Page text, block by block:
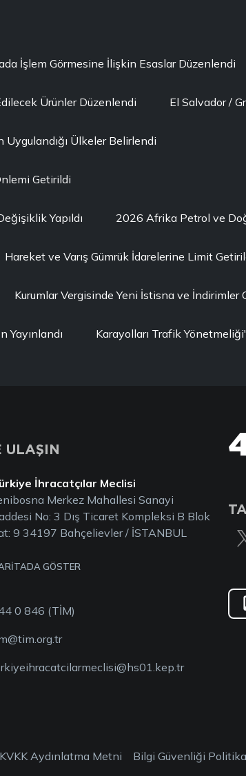
İşlem Görmesine İlişkin Esaslar Düzenlendi
Ürünler Düzenlendi El Salvador /
Uygulandığı Ülkeler Belirlendi
Getirildi
Yapıldı 2026 Afrika Petrol ve
Hareket ve Varış Gümrük İdarelerine Limit
Kurumlar Vergisinde Yeni İstisna ve İndirimler
Yayınlandı Karayolları Trafik
ULAŞIN
İhracatçılar Meclisi
Merkez Mahallesi Sanayi
No: 3 Dış Ticaret Kompleksi B Blok
9 34197 Bahçelievler / İSTANBUL
GÖSTER
0 846 (TİM)
KVKK Aydınlatma Metni Bilgi Güvenliği